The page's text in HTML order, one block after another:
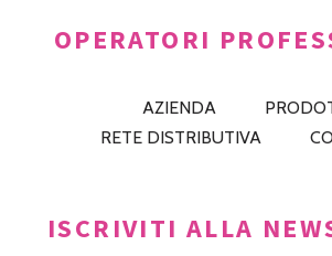
OPERATORI
AZIENDA
RETE DISTRIBUTIVA
ISCRIVITI ALLA